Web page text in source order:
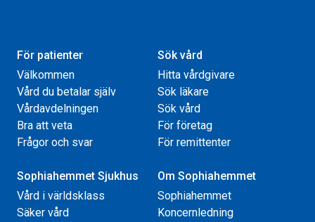
För patienter
Välkommen
Vård du betalar själv
Vårdavdelningen
Bra att veta
Frågor och svar
Sök vård
Hitta vårdgivare
Sök läkare
Sök vård
För företag
För remittenter
Sophiahemmet Sjukhus
Vård i världsklass
Säker vård
Om Sophiahemmet
Sophiahemmet
Koncernledning